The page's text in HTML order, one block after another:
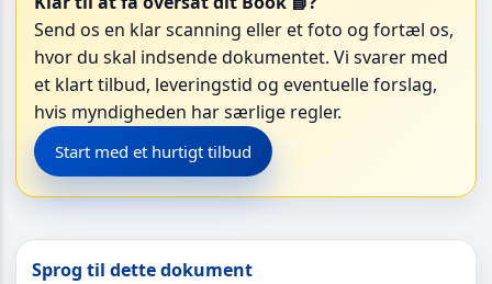
Send os en klar scanning eller et foto og fortæl os,
hvor du skal indsende dokumentet. Vi svarer med
et klart tilbud, leveringstid og eventuelle forslag,
hvis myndigheden har særlige regler.
Start med et hurtigt tilbud
Sprog til dette dokument